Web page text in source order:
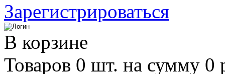
Зарегистрироваться
В корзине
Товаров 0 шт. на сумму 0